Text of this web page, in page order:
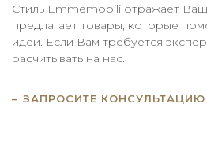
Стиль Emmemobili отражает
предлагает товары, которые
идеи. Если Вам требуется
расчитывать на нас.
ЗАПРОСИТЕ КОНСУЛЬТАЦИЮ